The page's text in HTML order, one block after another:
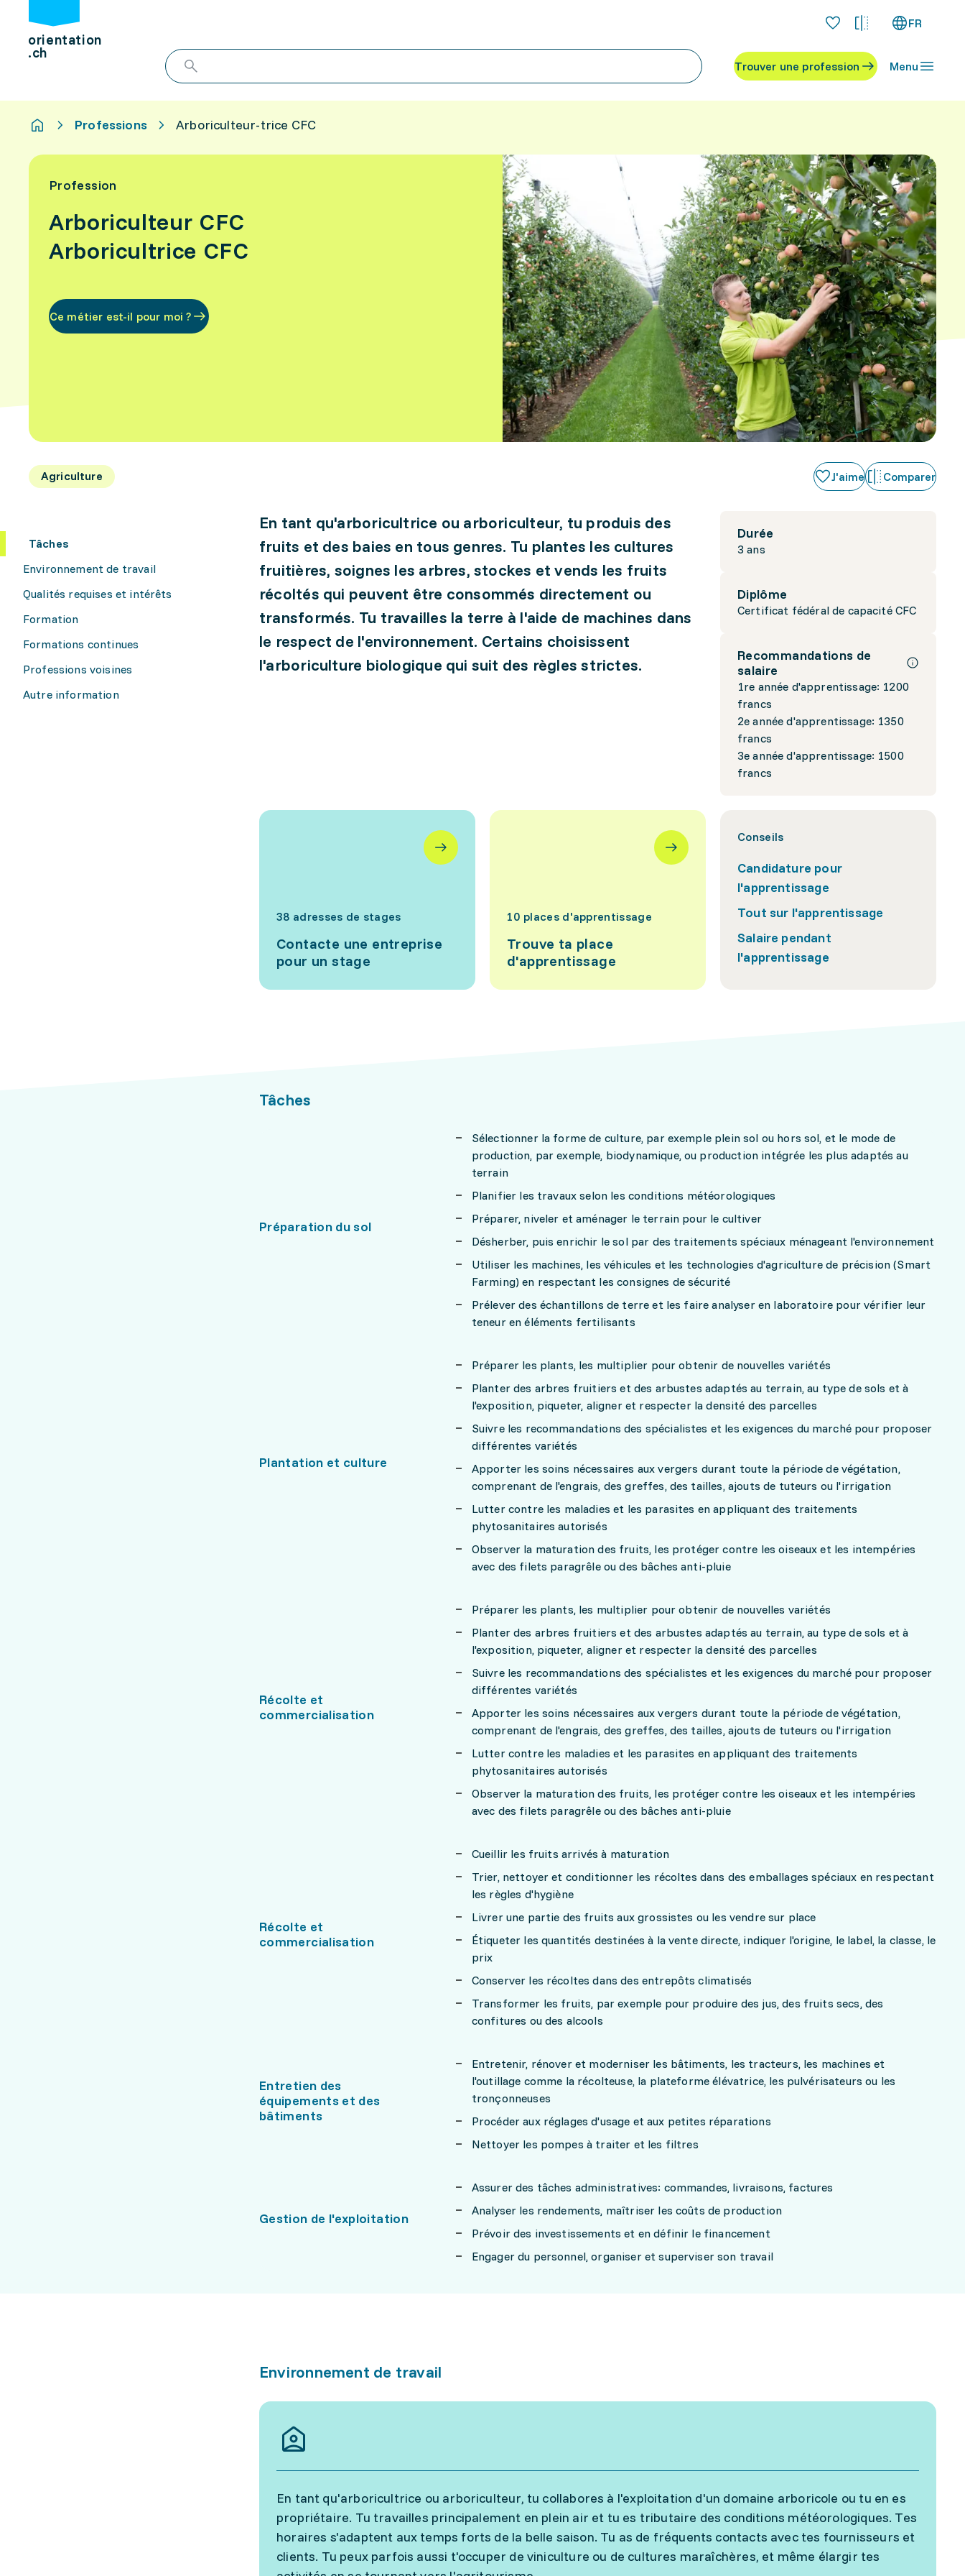
orientation
.ch
FR
Trouver une profession Menu
Professions Arboriculteur-trice CFC
Profession
Arboriculteur CFC
Arboricultrice CFC
Ce métier est-il pour moi ?
Agriculture J'aime Comparer
Tâches
Environnement de travail
Qualités requises et intérêts
Formation
Formations continues
Professions voisines
Autre information
Durée
3 ans
Diplôme
Certificat fédéral de capacité CFC
Recommandations de
salaire
1re année d'apprentissage: 1200
francs
2e année d'apprentissage: 1350
francs
3e année d'apprentissage: 1500
francs
En tant qu'arboricultrice ou arboriculteur, tu produis des
fruits et des baies en tous genres. Tu plantes les cultures
fruitières, soignes les arbres, stockes et vends les fruits
récoltés qui peuvent être consommés directement ou
transformés. Tu travailles la terre à l'aide de machines dans
le respect de l'environnement. Certains choisissent
l'arboriculture biologique qui suit des règles strictes.
38 adresses de stages
Contacte une entreprise
pour un stage
10 places d'apprentissage
Trouve ta place
d'apprentissage
Conseils
Candidature pour
l'apprentissage
Tout sur l'apprentissage
Salaire pendant
l'apprentissage
Tâches
Préparation du sol
Sélectionner la forme de culture, par exemple plein sol ou hors sol, et le mode de
production, par exemple, biodynamique, ou production intégrée les plus adaptés au
terrain
Planifier les travaux selon les conditions météorologiques
Préparer, niveler et aménager le terrain pour le cultiver
Désherber, puis enrichir le sol par des traitements spéciaux ménageant l'environnement
Utiliser les machines, les véhicules et les technologies d'agriculture de précision (Smart
Farming) en respectant les consignes de sécurité
Prélever des échantillons de terre et les faire analyser en laboratoire pour vérifier leur
teneur en éléments fertilisants
Plantation et culture
Préparer les plants, les multiplier pour obtenir de nouvelles variétés
Planter des arbres fruitiers et des arbustes adaptés au terrain, au type de sols et à
l'exposition, piqueter, aligner et respecter la densité des parcelles
Suivre les recommandations des spécialistes et les exigences du marché pour proposer
différentes variétés
Apporter les soins nécessaires aux vergers durant toute la période de végétation,
comprenant de l'engrais, des greffes, des tailles, ajouts de tuteurs ou l'irrigation
Lutter contre les maladies et les parasites en appliquant des traitements
phytosanitaires autorisés
Observer la maturation des fruits, les protéger contre les oiseaux et les intempéries
avec des filets paragrêle ou des bâches anti-pluie
Récolte et
commercialisation
Préparer les plants, les multiplier pour obtenir de nouvelles variétés
Planter des arbres fruitiers et des arbustes adaptés au terrain, au type de sols et à
l'exposition, piqueter, aligner et respecter la densité des parcelles
Suivre les recommandations des spécialistes et les exigences du marché pour proposer
différentes variétés
Apporter les soins nécessaires aux vergers durant toute la période de végétation,
comprenant de l'engrais, des greffes, des tailles, ajouts de tuteurs ou l'irrigation
Lutter contre les maladies et les parasites en appliquant des traitements
phytosanitaires autorisés
Observer la maturation des fruits, les protéger contre les oiseaux et les intempéries
avec des filets paragrêle ou des bâches anti-pluie
Récolte et
commercialisation
Cueillir les fruits arrivés à maturation
Trier, nettoyer et conditionner les récoltes dans des emballages spéciaux en respectant
les règles d'hygiène
Livrer une partie des fruits aux grossistes ou les vendre sur place
Étiqueter les quantités destinées à la vente directe, indiquer l'origine, le label, la classe, le
prix
Conserver les récoltes dans des entrepôts climatisés
Transformer les fruits, par exemple pour produire des jus, des fruits secs, des
confitures ou des alcools
Entretien des
équipements et des
bâtiments
Entretenir, rénover et moderniser les bâtiments, les tracteurs, les machines et
l'outillage comme la récolteuse, la plateforme élévatrice, les pulvérisateurs ou les
tronçonneuses
Procéder aux réglages d'usage et aux petites réparations
Nettoyer les pompes à traiter et les filtres
Gestion de l'exploitation
Assurer des tâches administratives: commandes, livraisons, factures
Analyser les rendements, maîtriser les coûts de production
Prévoir des investissements et en définir le financement
Engager du personnel, organiser et superviser son travail
Environnement de travail
En tant qu'arboricultrice ou arboriculteur, tu collabores à l'exploitation d'un domaine arboricole ou tu en es
propriétaire. Tu travailles principalement en plein air et tu es tributaire des conditions météorologiques. Tes
horaires s'adaptent aux temps forts de la belle saison. Tu as de fréquents contacts avec tes fournisseurs et
clients. Tu peux parfois aussi t'occuper de viniculture ou de cultures maraîchères, et même élargir tes